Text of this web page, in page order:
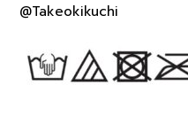
@Takeokikuchi